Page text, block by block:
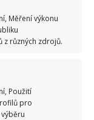
Měření výkonu
různých zdrojů.
Použití
pro
máchání